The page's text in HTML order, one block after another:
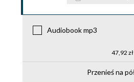
Audiobook mp3
47,92
Przenieś na